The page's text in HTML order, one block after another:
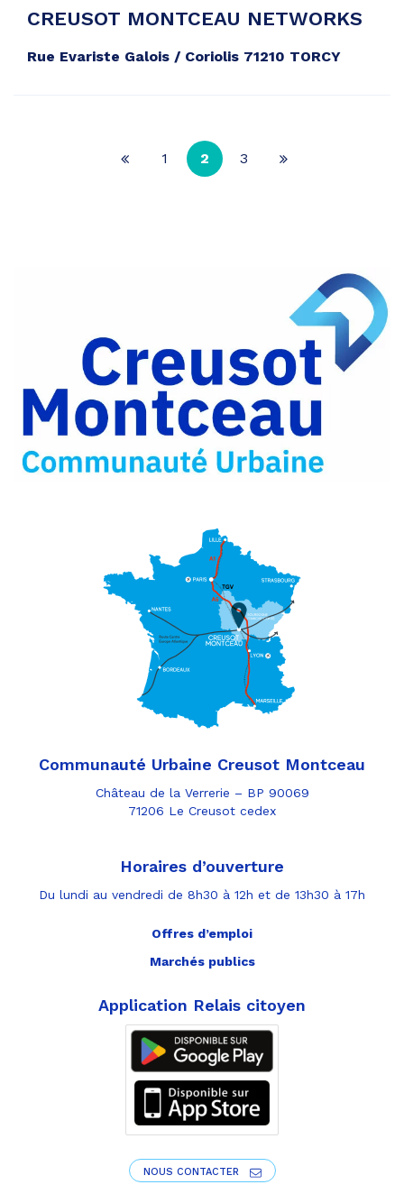
CREUSOT MONTCEAU NETWORKS
Rue Evariste Galois / Coriolis 71210 TORCY
Page
1 2 3
Page
Communauté Urbaine Creusot Montceau
Château de la Verrerie – BP 90069
71206 Le Creusot cedex
Horaires d’ouverture
Du lundi au vendredi de 8h30 à 12h et de 13h30 à 17h
Offres d’emploi
Marchés publics
Application Relais citoyen
NOUS CONTACTER